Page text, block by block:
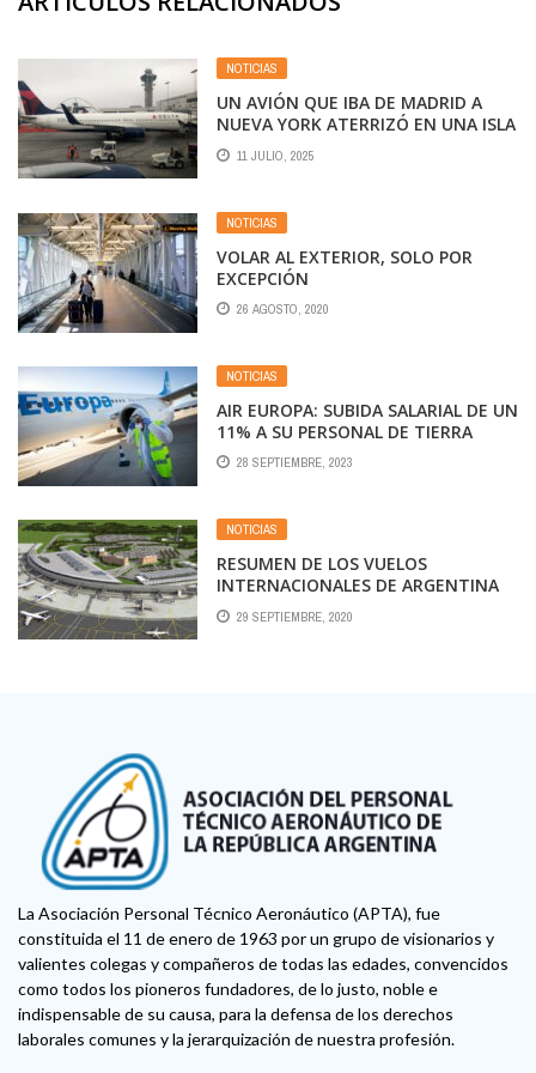
NOTICIAS
UN AVIÓN QUE IBA DE MADRID A
NUEVA YORK ATERRIZÓ EN UNA ISLA
Y LOS PASAJEROS QUEDARON
VARADOS DURANTE 30 HORAS
11 JULIO, 2025
NOTICIAS
VOLAR AL EXTERIOR, SOLO POR
EXCEPCIÓN
26 AGOSTO, 2020
NOTICIAS
AIR EUROPA: SUBIDA SALARIAL DE UN
11% A SU PERSONAL DE TIERRA
28 SEPTIEMBRE, 2023
NOTICIAS
RESUMEN DE LOS VUELOS
INTERNACIONALES DE ARGENTINA
PARA OCTUBRE
29 SEPTIEMBRE, 2020
La Asociación Personal Técnico Aeronáutico (APTA), fue
constituida el 11 de enero de 1963 por un grupo de visionarios y
valientes colegas y compañeros de todas las edades, convencidos
como todos los pioneros fundadores, de lo justo, noble e
indispensable de su causa, para la defensa de los derechos
laborales comunes y la jerarquización de nuestra profesión.